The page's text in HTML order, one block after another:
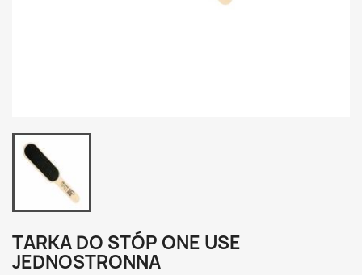
TARKA DO STÓP ONE USE
JEDNOSTRONNA